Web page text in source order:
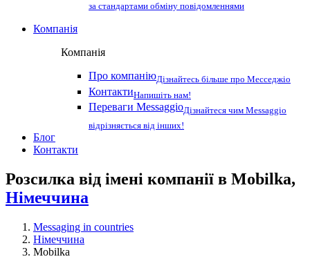
за стандартами обміну повідомленнями
Компанія
Компанія
Про компаніюДізнайтесь більше про Месседжіо
КонтактиНапишіть нам!
Переваги MessaggioДізнайтеся чим Messaggio
відрізняється від інших!
Блог
Контакти
Розсилка від імені компанії в Mobilka,
Німеччина
Messaging in countries
Німеччина
Mobilka